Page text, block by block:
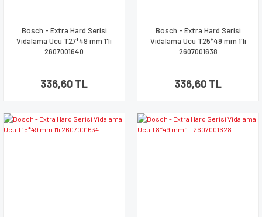
Bosch - Extra Hard Serisi
Vidalama Ucu T27*49 mm 1'li
2607001640
336,60 TL
Bosch - Extra Hard Serisi
Vidalama Ucu T25*49 mm 1'li
2607001638
336,60 TL